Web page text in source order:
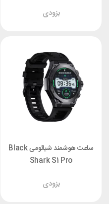
بزودی
ساعت هوشمند شیائومی Black
Shark S1 Pro
بزودی